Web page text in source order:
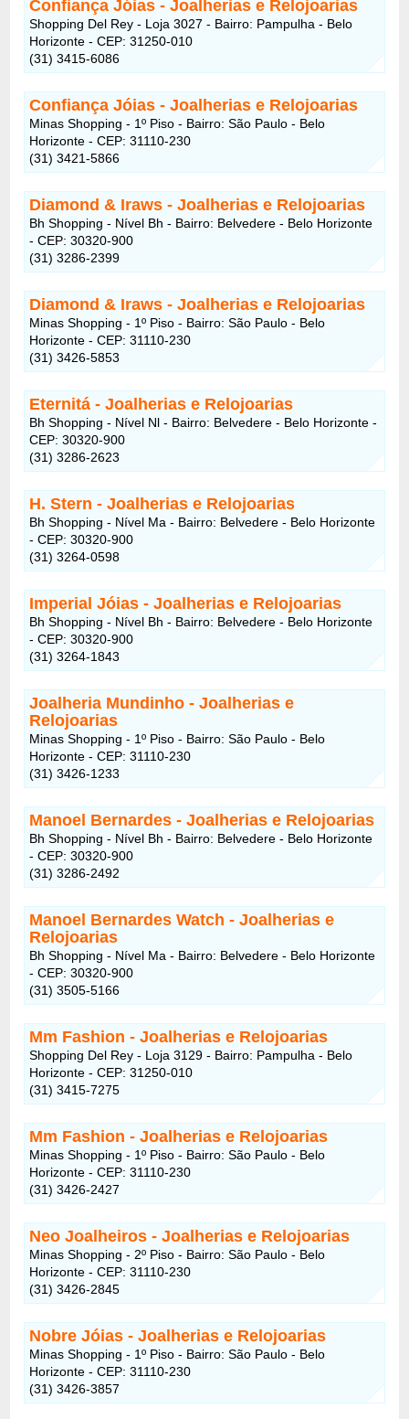
Confiança Jóias - Joalherias e Relojoarias
Shopping Del Rey - Loja 3027 - Bairro: Pampulha - Belo
Horizonte - CEP: 31250-010
(31) 3415-6086
Confiança Jóias - Joalherias e Relojoarias
Minas Shopping - 1º Piso - Bairro: São Paulo - Belo
Horizonte - CEP: 31110-230
(31) 3421-5866
Diamond & Iraws - Joalherias e Relojoarias
Bh Shopping - Nível Bh - Bairro: Belvedere - Belo Horizonte
- CEP: 30320-900
(31) 3286-2399
Diamond & Iraws - Joalherias e Relojoarias
Minas Shopping - 1º Piso - Bairro: São Paulo - Belo
Horizonte - CEP: 31110-230
(31) 3426-5853
Eternitá - Joalherias e Relojoarias
Bh Shopping - Nível Nl - Bairro: Belvedere - Belo Horizonte -
CEP: 30320-900
(31) 3286-2623
H. Stern - Joalherias e Relojoarias
Bh Shopping - Nível Ma - Bairro: Belvedere - Belo Horizonte
- CEP: 30320-900
(31) 3264-0598
Imperial Jóias - Joalherias e Relojoarias
Bh Shopping - Nível Bh - Bairro: Belvedere - Belo Horizonte
- CEP: 30320-900
(31) 3264-1843
Joalheria Mundinho - Joalherias e
Relojoarias
Minas Shopping - 1º Piso - Bairro: São Paulo - Belo
Horizonte - CEP: 31110-230
(31) 3426-1233
Manoel Bernardes - Joalherias e Relojoarias
Bh Shopping - Nível Bh - Bairro: Belvedere - Belo Horizonte
- CEP: 30320-900
(31) 3286-2492
Manoel Bernardes Watch - Joalherias e
Relojoarias
Bh Shopping - Nível Ma - Bairro: Belvedere - Belo Horizonte
- CEP: 30320-900
(31) 3505-5166
Mm Fashion - Joalherias e Relojoarias
Shopping Del Rey - Loja 3129 - Bairro: Pampulha - Belo
Horizonte - CEP: 31250-010
(31) 3415-7275
Mm Fashion - Joalherias e Relojoarias
Minas Shopping - 1º Piso - Bairro: São Paulo - Belo
Horizonte - CEP: 31110-230
(31) 3426-2427
Neo Joalheiros - Joalherias e Relojoarias
Minas Shopping - 2º Piso - Bairro: São Paulo - Belo
Horizonte - CEP: 31110-230
(31) 3426-2845
Nobre Jóias - Joalherias e Relojoarias
Minas Shopping - 1º Piso - Bairro: São Paulo - Belo
Horizonte - CEP: 31110-230
(31) 3426-3857